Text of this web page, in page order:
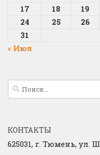
17
18 19
24
25 26
31
« Июл
Найти:
КОНТАКТЫ
625031, г. Тюмень, ул.